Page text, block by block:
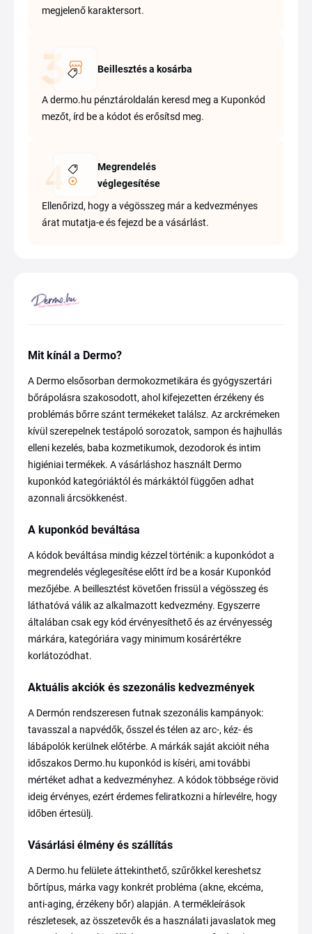
megjelenő karaktersort.
Beillesztés a kosárba
A dermo.hu pénztároldalán keresd meg a Kuponkód
mezőt, írd be a kódot és erősítsd meg.
Megrendelés
véglegesítése
Ellenőrizd, hogy a végösszeg már a kedvezményes
árat mutatja-e és fejezd be a vásárlást.
Mit kínál a Dermo?
A Dermo elsősorban dermokozmetikára és gyógyszertári
bőrápolásra szakosodott, ahol kifejezetten érzékeny és
problémás bőrre szánt termékeket találsz. Az arckrémeken
kívül szerepelnek testápoló sorozatok, sampon és hajhullás
elleni kezelés, baba kozmetikumok, dezodorok és intim
higiéniai termékek. A vásárláshoz használt Dermo
kuponkód kategóriáktól és márkáktól függően adhat
azonnali árcsökkenést.
A kuponkód beváltása
A kódok beváltása mindig kézzel történik: a kuponkódot a
megrendelés véglegesítése előtt írd be a kosár Kuponkód
mezőjébe. A beillesztést követően frissül a végösszeg és
láthatóvá válik az alkalmazott kedvezmény. Egyszerre
általában csak egy kód érvényesíthető és az érvényesség
márkára, kategóriára vagy minimum kosárértékre
korlátozódhat.
Aktuális akciók és szezonális kedvezmények
A Dermón rendszeresen futnak szezonális kampányok:
tavasszal a napvédők, ősszel és télen az arc-, kéz- és
lábápolók kerülnek előtérbe. A márkák saját akcióit néha
időszakos Dermo.hu kuponkód is kíséri, ami további
mértéket adhat a kedvezményhez. A kódok többsége rövid
ideig érvényes, ezért érdemes feliratkozni a hírlevélre, hogy
időben értesülj.
Vásárlási élmény és szállítás
A Dermo.hu felülete áttekinthető, szűrőkkel kereshetsz
bőrtípus, márka vagy konkrét probléma (akne, ekcéma,
anti-aging, érzékeny bőr) alapján. A termékleírások
részletesek, az összetevők és a használati javaslatok meg